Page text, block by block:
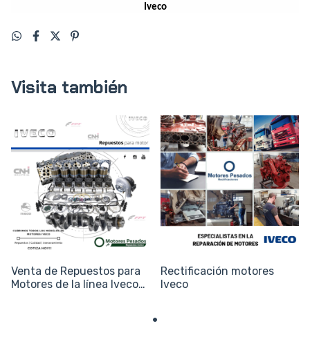
Iveco
Visita también
Venta de Repuestos para
Motores de la línea Iveco
Rectificación motores
Iveco